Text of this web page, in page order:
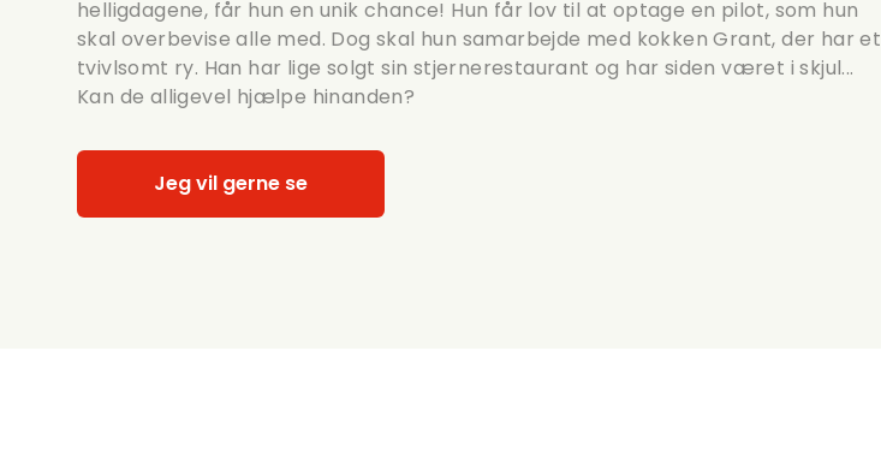
helligdagene, får hun en unik chance! Hun får lov til at optage en pilot, som hun
skal overbevise alle med. Dog skal hun samarbejde med kokken Grant, der har et
tvivlsomt ry. Han har lige solgt sin stjernerestaurant og har siden været i skjul...
Kan de alligevel hjælpe hinanden?
Jeg vil gerne se